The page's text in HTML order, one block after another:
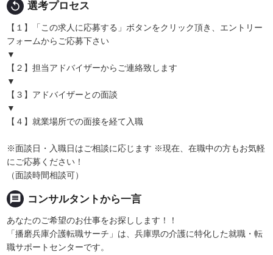
replay 選考プロセス
【１】「この求人に応募する」ボタンをクリック頂き、エントリー
フォームからご応募下さい
▼
【２】担当アドバイザーからご連絡致します
▼
【３】アドバイザーとの面談
▼
【４】就業場所での面接を経て入職
※面談日・入職日はご相談に応じます ※現在、在職中の方もお気軽
にご応募ください！
（面談時間相談可）
message コンサルタントから一言
あなたのご希望のお仕事をお探しします！！
「播磨兵庫介護転職サーチ」は、兵庫県の介護に特化した就職・転
職サポートセンターです。